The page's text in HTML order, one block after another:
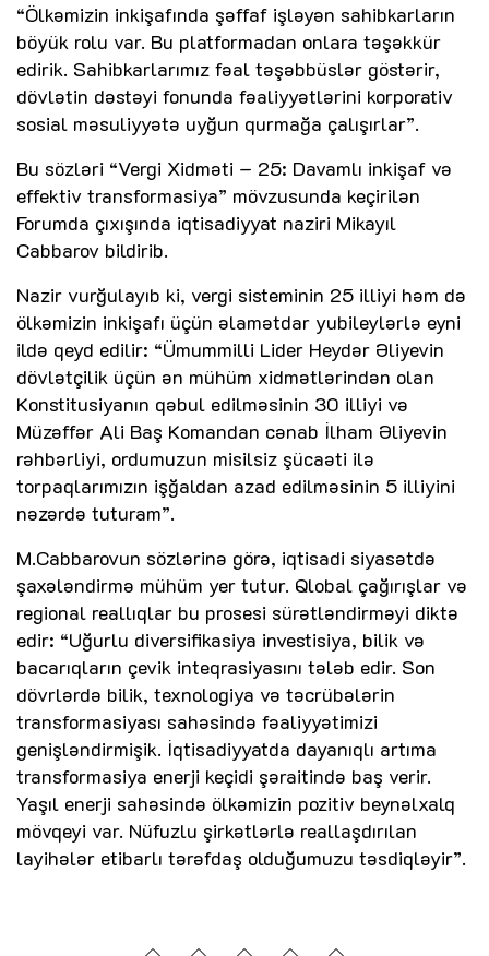
“Ölkəmizin inkişafında şəffaf işləyən sahibkarların
böyük rolu var. Bu platformadan onlara təşəkkür
edirik. Sahibkarlarımız fəal təşəbbüslər göstərir,
dövlətin dəstəyi fonunda fəaliyyətlərini korporativ
sosial məsuliyyətə uyğun qurmağa çalışırlar”.
Bu sözləri “Vergi Xidməti – 25: Davamlı inkişaf və
effektiv transformasiya” mövzusunda keçirilən
Forumda çıxışında iqtisadiyyat naziri Mikayıl
Cabbarov bildirib.
Nazir vurğulayıb ki, vergi sisteminin 25 illiyi həm də
ölkəmizin inkişafı üçün əlamətdar yubileylərlə eyni
ildə qeyd edilir: “Ümummilli Lider Heydər Əliyevin
dövlətçilik üçün ən mühüm xidmətlərindən olan
Konstitusiyanın qəbul edilməsinin 30 illiyi və
Müzəffər Ali Baş Komandan cənab İlham Əliyevin
rəhbərliyi, ordumuzun misilsiz şücaəti ilə
torpaqlarımızın işğaldan azad edilməsinin 5 illiyini
nəzərdə tuturam”.
M.Cabbarovun sözlərinə görə, iqtisadi siyasətdə
şaxələndirmə mühüm yer tutur. Qlobal çağırışlar və
regional reallıqlar bu prosesi sürətləndirməyi diktə
edir: “Uğurlu diversifikasiya investisiya, bilik və
bacarıqların çevik inteqrasiyasını tələb edir. Son
dövrlərdə bilik, texnologiya və təcrübələrin
transformasiyası sahəsində fəaliyyətimizi
genişləndirmişik. İqtisadiyyatda dayanıqlı artıma
transformasiya enerji keçidi şəraitində baş verir.
Yaşıl enerji sahəsində ölkəmizin pozitiv beynəlxalq
mövqeyi var. Nüfuzlu şirkətlərlə reallaşdırılan
layihələr etibarlı tərəfdaş olduğumuzu təsdiqləyir”.